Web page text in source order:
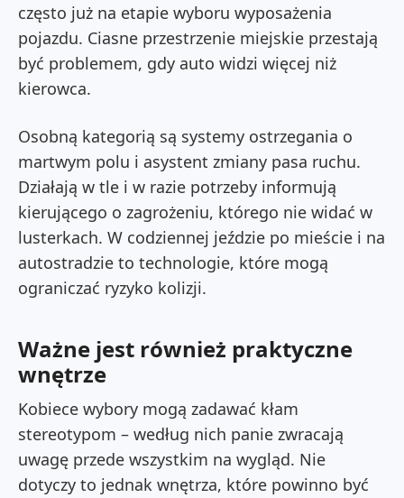
często już na etapie wyboru wyposażenia
pojazdu. Ciasne przestrzenie miejskie przestają
być problemem, gdy auto widzi więcej niż
kierowca.
Osobną kategorią są systemy ostrzegania o
martwym polu i asystent zmiany pasa ruchu.
Działają w tle i w razie potrzeby informują
kierującego o zagrożeniu, którego nie widać w
lusterkach. W codziennej jeździe po mieście i na
autostradzie to technologie, które mogą
ograniczać ryzyko kolizji.
Ważne jest również praktyczne
wnętrze
Kobiece wybory mogą zadawać kłam
stereotypom – według nich panie zwracają
uwagę przede wszystkim na wygląd. Nie
dotyczy to jednak wnętrza, które powinno być